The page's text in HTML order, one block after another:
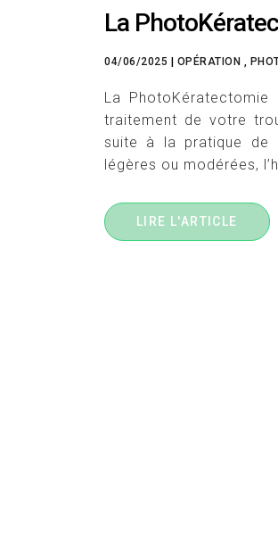
La
04/06/2025 OPÉRATION ,
La
traitement de votre
suite à la pratique de
légères ou modérées,
LIRE L'ARTICLE